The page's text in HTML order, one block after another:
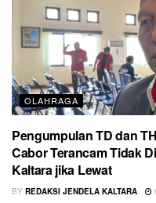
OLAHRAGA
Pengumpulan TD dan
Cabor Terancam Tidak
Kaltara jika Lewat
BY REDAKSI JENDELA KALTARA